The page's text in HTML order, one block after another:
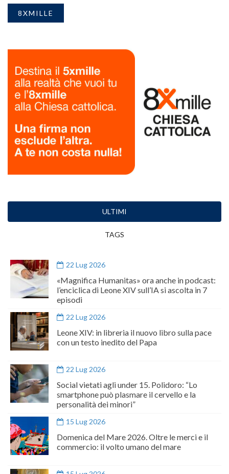
8XMILLE
ULTIMI
TAGS
22 Lug 2026
«Magnifica Humanitas» ora anche in podcast:
l’enciclica di Leone XIV sull’IA si ascolta in 7
episodi
22 Lug 2026
Leone XIV: in libreria il nuovo libro sulla pace
con un testo inedito del Papa
22 Lug 2026
Social vietati agli under 15. Polidoro: “Lo
smartphone può plasmare il cervello e la
personalità dei minori”
15 Lug 2026
Domenica del Mare 2026. Oltre le merci e il
commercio: il volto umano del mare